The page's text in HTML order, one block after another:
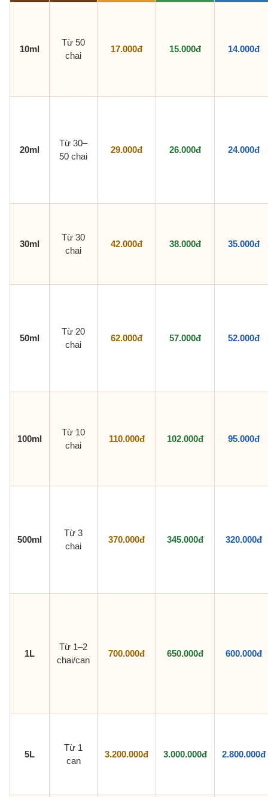
10ml
Từ 50
chai
17.000đ 15.000đ 14.000đ
20ml
Từ 30–
50 chai
29.000đ 26.000đ 24.000đ
30ml
Từ 30
chai
42.000đ 38.000đ 35.000đ
50ml
Từ 20
chai
62.000đ 57.000đ 52.000đ
100ml
Từ 10
chai
110.000đ 102.000đ 95.000đ
500ml
Từ 3
chai
370.000đ 345.000đ 320.000đ
1L
Từ 1–2
chai/can
700.000đ 650.000đ 600.000đ
5L
Từ 1
can
3.200.000đ 3.000.000đ 2.800.000đ